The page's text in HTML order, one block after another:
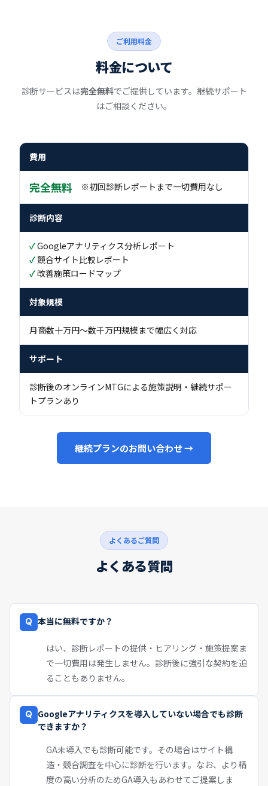
ご利用料金
料金について
診断サービスは完全無料でご提供しています。継続サポート
はご相談ください。
費用
完全無料 ※初回診断レポートまで一切費用なし
診断内容
Googleアナリティクス分析レポート
競合サイト比較レポート
改善施策ロードマップ
対象規模
月商数十万円〜数千万円規模まで幅広く対応
サポート
診断後のオンラインMTGによる施策説明・継続サポー
トプランあり
継続プランのお問い合わせ →
よくあるご質問
よくある質問
Q 本当に無料ですか？
はい、診断レポートの提供・ヒアリング・施策提案ま
で一切費用は発生しません。診断後に強引な契約を迫
ることもありません。
Q Googleアナリティクスを導入していない場合でも診断
できますか？
GA未導入でも診断可能です。その場合はサイト構
造・競合調査を中心に診断を行います。なお、より精
度の高い分析のためGA導入もあわせてご提案しま